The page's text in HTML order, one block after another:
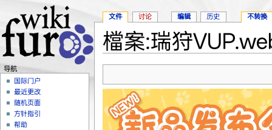
檔案:瑞狩
文件 讨论 编辑 历史 不转换
导航
国际门户
最近更改
随机页面
方针指引
帮助